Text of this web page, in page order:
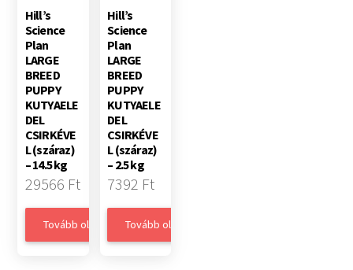
Hill’s
Science
Plan
LARGE
BREED
PUPPY
KUTYAELE
DEL
CSIRKÉVE
L (száraz)
– 14.5 kg
29566 Ft
Tovább olvasom
Hill’s
Science
Plan
LARGE
BREED
PUPPY
KUTYAELE
DEL
CSIRKÉVE
L (száraz)
– 2.5 kg
7392 Ft
Tovább olvasom